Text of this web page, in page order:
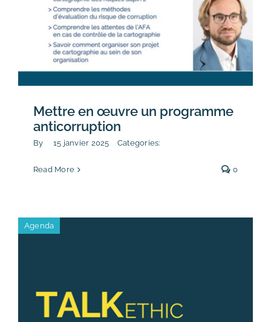
Mettre en œuvre un programme
anticorruption
By 15 janvier 2025 Categories:
Read More 0
Agenda